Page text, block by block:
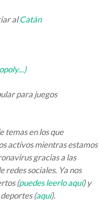
alCatán
para juegos
temas en los que
activos mientras estamos
gracias a las
redes sociales. Ya nos
(puedes leerlo aquí) y
(aquí).